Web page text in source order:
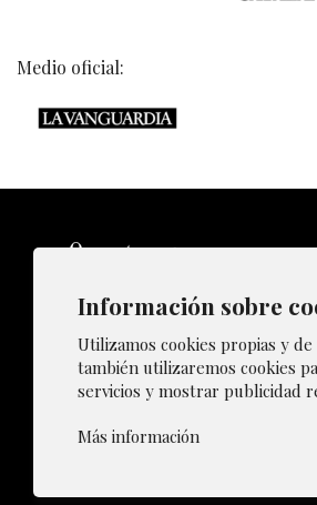
Medio oficial:
Información sobre
Utilizamos cookies propias y
también utilizaremos cookies
servicios y mostrar publicidad
Más información